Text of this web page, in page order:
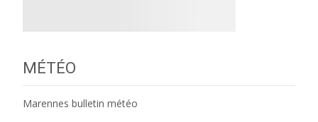
MÉTÉO
Marennes bulletin météo